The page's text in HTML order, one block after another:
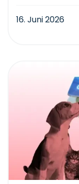
16. Juni 2026